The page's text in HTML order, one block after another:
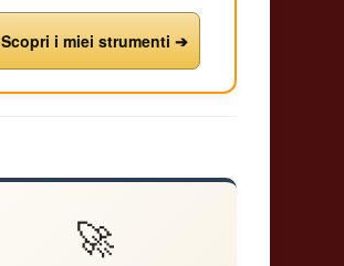
Scopri i miei strumenti ➔
🚀